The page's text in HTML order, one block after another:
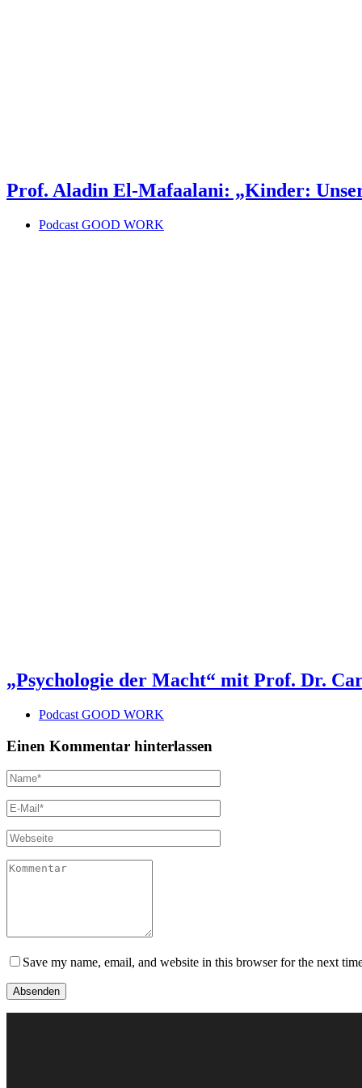
Prof. Aladin El-Mafaalani: „Kinder:
Podcast GOOD WORK
„Psychologie der Macht“ mit Prof. Dr.
Podcast GOOD WORK
Einen Kommentar hinterlassen
Save my name, email, and website in this browser for the next